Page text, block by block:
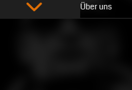
Über uns